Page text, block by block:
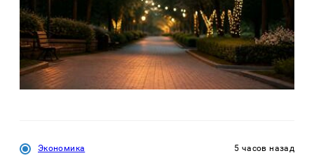
Экономика 5 часов назад